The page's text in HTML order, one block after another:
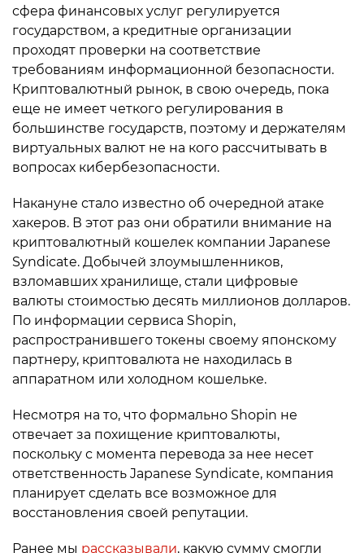
сфера финансовых услуг регулируется
государством, а кредитные организации
проходят проверки на соответствие
требованиям информационной безопасности.
Криптовалютный рынок, в свою очередь, пока
еще не имеет четкого регулирования в
большинстве государств, поэтому и держателям
виртуальных валют не на кого рассчитывать в
вопросах кибербезопасности.
Накануне стало известно об очередной атаке
хакеров. В этот раз они обратили внимание на
криптовалютный кошелек компании Japanese
Syndicate. Добычей злоумышленников,
взломавших хранилище, стали цифровые
валюты стоимостью десять миллионов долларов.
По информации сервиса Shopin,
распространившего токены своему японскому
партнеру, криптовалюта не находилась в
аппаратном или холодном кошельке.
Несмотря на то, что формально Shopin не
отвечает за похищение криптовалюты,
поскольку с момента перевода за нее несет
ответственность Japanese Syndicate, компания
планирует сделать все возможное для
восстановления своей репутации.
Ранее мы рассказывали, какую сумму смогли